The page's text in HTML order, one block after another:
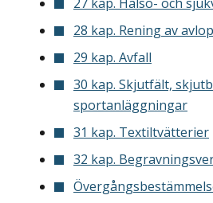
27 kap. Hälso- och
28 kap. Rening av
29 kap. Avfall
30 kap. Skjutfält,
sportanläggningar
31 kap. Textiltvätterier
32 kap.